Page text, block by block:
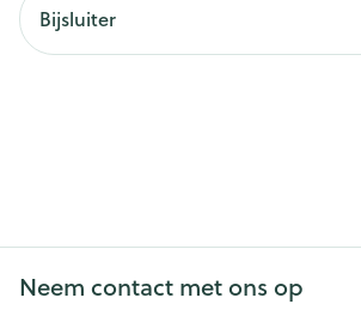
Bijsluiter
Neem contact met ons op